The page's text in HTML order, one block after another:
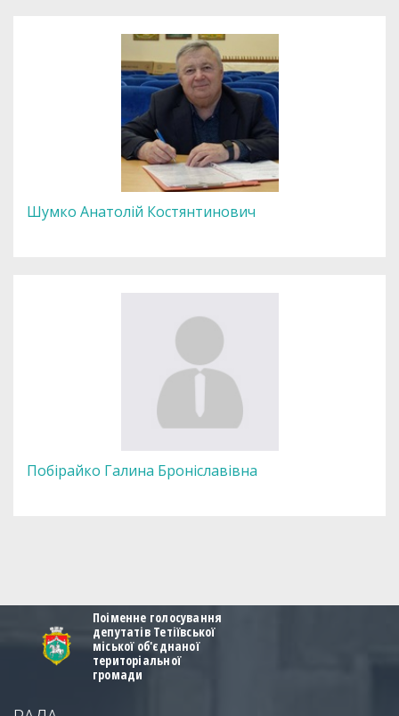
Шумко Анатолій Костянтинович
Побірайко Галина Броніславівна
Поіменне голосування
депутатів Тетіївської
міської об'єднаної
територіальної
громади